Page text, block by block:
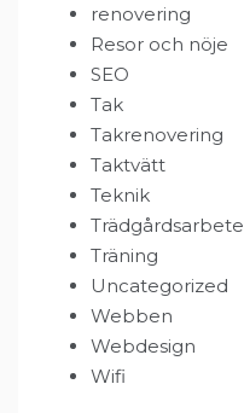
renovering
Resor och nöje
SEO
Tak
Takrenovering
Taktvätt
Teknik
Trädgårdsarbete
Träning
Uncategorized
Webben
Webdesign
Wifi